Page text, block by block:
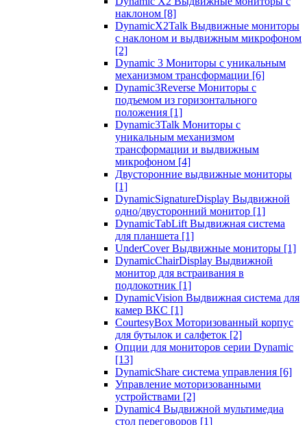
наклоном [8]
DynamicX2Talk Выдвижные мониторы
с наклоном и выдвижным микрофоном
[2]
Dynamic 3 Мониторы с уникальным
механизмом трансформации [6]
Dynamic3Reverse Мониторы с
подъемом из горизонтального
положения [1]
Dynamic3Talk Мониторы с
уникальным механизмом
трансформации и выдвижным
микрофоном [4]
Двусторонние выдвижные мониторы
[1]
DynamicSignatureDisplay Выдвижной
одно/двусторонний монитор [1]
DynamicTabLift Выдвижная система
для планшета [1]
UnderCover Выдвижные мониторы [1]
DynamicChairDisplay Выдвижной
монитор для встраивания в
подлокотник [1]
DynamicVision Выдвижная система для
камер ВКС [1]
CourtesyBox Моторизованный корпус
для бутылок и салфеток [2]
Опции для мониторов серии Dynamic
[13]
DynamicShare система управления [6]
Управление моторизованными
устройствами [2]
Dynamic4 Выдвижной мультимедиа
стол переговоров [1]